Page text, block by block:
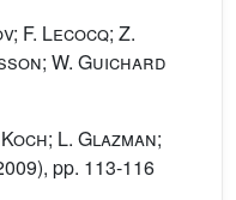
F. Lecocq; Z.
W. Guichard
L. Glazman;
pp. 113-116